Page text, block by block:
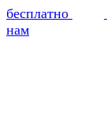
бесплатно
нам